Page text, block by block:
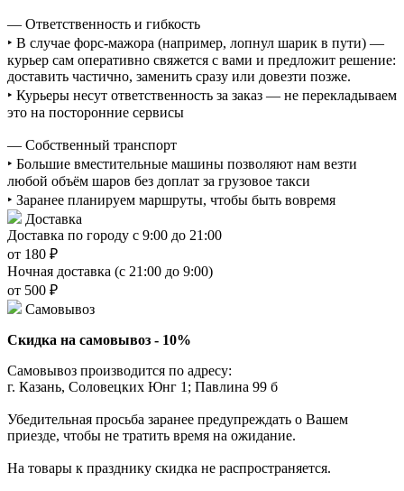
— Ответственность и гибкость
‣ В случае форс-мажора (например, лопнул шарик в пути) —
курьер сам оперативно свяжется с вами и предложит решение:
доставить частично, заменить сразу или довезти позже.
‣ Курьеры несут ответственность за заказ — не перекладываем
это на посторонние сервисы
— Собственный транспорт
‣ Большие вместительные машины позволяют нам везти
любой объём шаров без доплат за грузовое такси
‣ Заранее планируем маршруты, чтобы быть вовремя
Доставка
Доставка по городу с 9:00 до 21:00
от 180 ₽
Ночная доставка (с 21:00 до 9:00)
от 500 ₽
Самовывоз
Скидка на самовывоз - 10%
Самовывоз производится по адресу:
г. Казань, Соловецких Юнг 1; Павлина 99 б
Убедительная просьба заранее предупреждать о Вашем
приезде, чтобы не тратить время на ожидание.
На товары к празднику скидка не распространяется.